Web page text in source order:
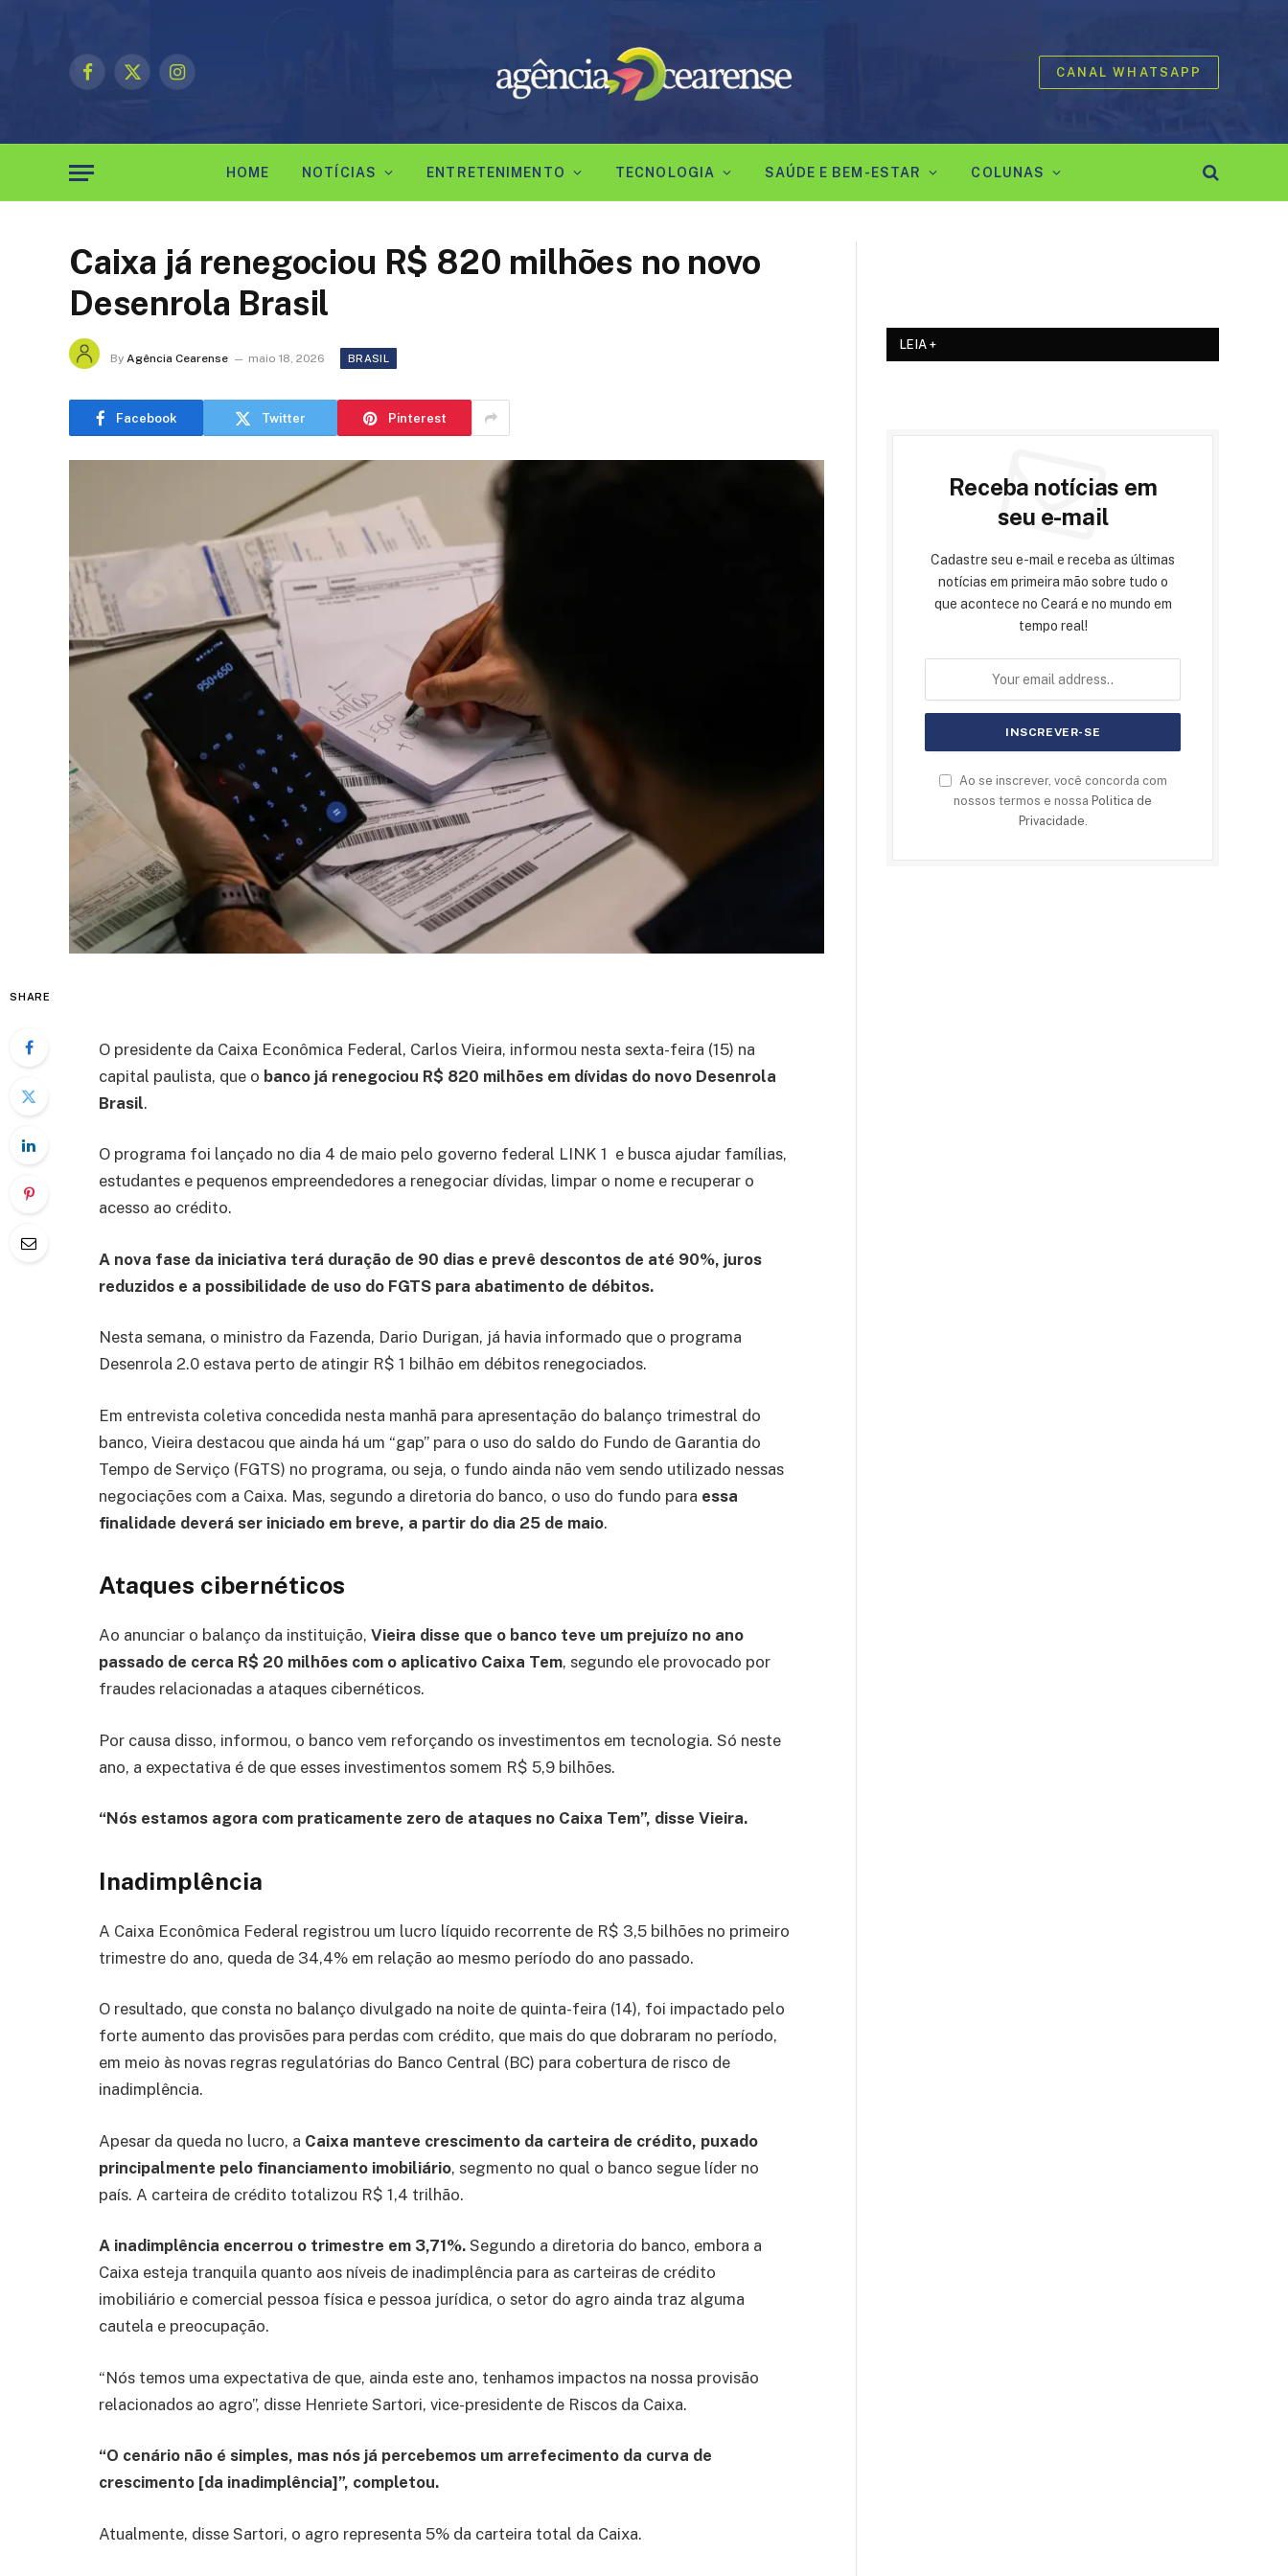
Facebook
X
Instagram
CANAL WHATSAPP
HOME NOTÍCIAS ENTRETENIMENTO TECNOLOGIA SAÚDE E BEM-ESTAR COLUNAS
Caixa já renegociou R$ 820 milhões no novo
Desenrola Brasil
By Agência Cearense maio 18, 2026 BRASIL
Facebook Twitter Pinterest
SHARE
O presidente da Caixa Econômica Federal, Carlos Vieira, informou nesta sexta-feira (15) na
capital paulista, que o banco já renegociou R$ 820 milhões em dívidas do novo Desenrola
Brasil.
O programa foi lançado no dia 4 de maio pelo governo federal LINK 1 e busca ajudar famílias,
estudantes e pequenos empreendedores a renegociar dívidas, limpar o nome e recuperar o
acesso ao crédito.
A nova fase da iniciativa terá duração de 90 dias e prevê descontos de até 90%, juros
reduzidos e a possibilidade de uso do FGTS para abatimento de débitos.
Nesta semana, o ministro da Fazenda, Dario Durigan, já havia informado que o programa
Desenrola 2.0 estava perto de atingir R$ 1 bilhão em débitos renegociados.
Em entrevista coletiva concedida nesta manhã para apresentação do balanço trimestral do
banco, Vieira destacou que ainda há um “gap” para o uso do saldo do Fundo de Garantia do
Tempo de Serviço (FGTS) no programa, ou seja, o fundo ainda não vem sendo utilizado nessas
negociações com a Caixa. Mas, segundo a diretoria do banco, o uso do fundo para essa
finalidade deverá ser iniciado em breve, a partir do dia 25 de maio.
Ataques cibernéticos
Ao anunciar o balanço da instituição, Vieira disse que o banco teve um prejuízo no ano
passado de cerca R$ 20 milhões com o aplicativo Caixa Tem, segundo ele provocado por
fraudes relacionadas a ataques cibernéticos.
Por causa disso, informou, o banco vem reforçando os investimentos em tecnologia. Só neste
ano, a expectativa é de que esses investimentos somem R$ 5,9 bilhões.
“Nós estamos agora com praticamente zero de ataques no Caixa Tem”, disse Vieira.
Inadimplência
A Caixa Econômica Federal registrou um lucro líquido recorrente de R$ 3,5 bilhões no primeiro
trimestre do ano, queda de 34,4% em relação ao mesmo período do ano passado.
O resultado, que consta no balanço divulgado na noite de quinta-feira (14), foi impactado pelo
forte aumento das provisões para perdas com crédito, que mais do que dobraram no período,
em meio às novas regras regulatórias do Banco Central (BC) para cobertura de risco de
inadimplência.
Apesar da queda no lucro, a Caixa manteve crescimento da carteira de crédito, puxado
principalmente pelo financiamento imobiliário, segmento no qual o banco segue líder no
país. A carteira de crédito totalizou R$ 1,4 trilhão.
A inadimplência encerrou o trimestre em 3,71%. Segundo a diretoria do banco, embora a
Caixa esteja tranquila quanto aos níveis de inadimplência para as carteiras de crédito
imobiliário e comercial pessoa física e pessoa jurídica, o setor do agro ainda traz alguma
cautela e preocupação.
“Nós temos uma expectativa de que, ainda este ano, tenhamos impactos na nossa ‌provisão
relacionados ao agro”, ‌disse Henriete Sartori, vice-presidente de Riscos da Caixa.
“O cenário não é simples, mas nós já percebemos um arrefecimento da curva de
crescimento [da inadimplência]”, completou.
Atualmente, disse Sartori, o agro representa 5% da carteira total da Caixa.
LEIA +
Receba notícias em
seu e-mail
Cadastre seu e-mail e receba as últimas
notícias em primeira mão sobre tudo o
que acontece no Ceará e no mundo em
tempo real!
Ao se inscrever, você concorda com
nossos termos e nossa Politica de
Privacidade.